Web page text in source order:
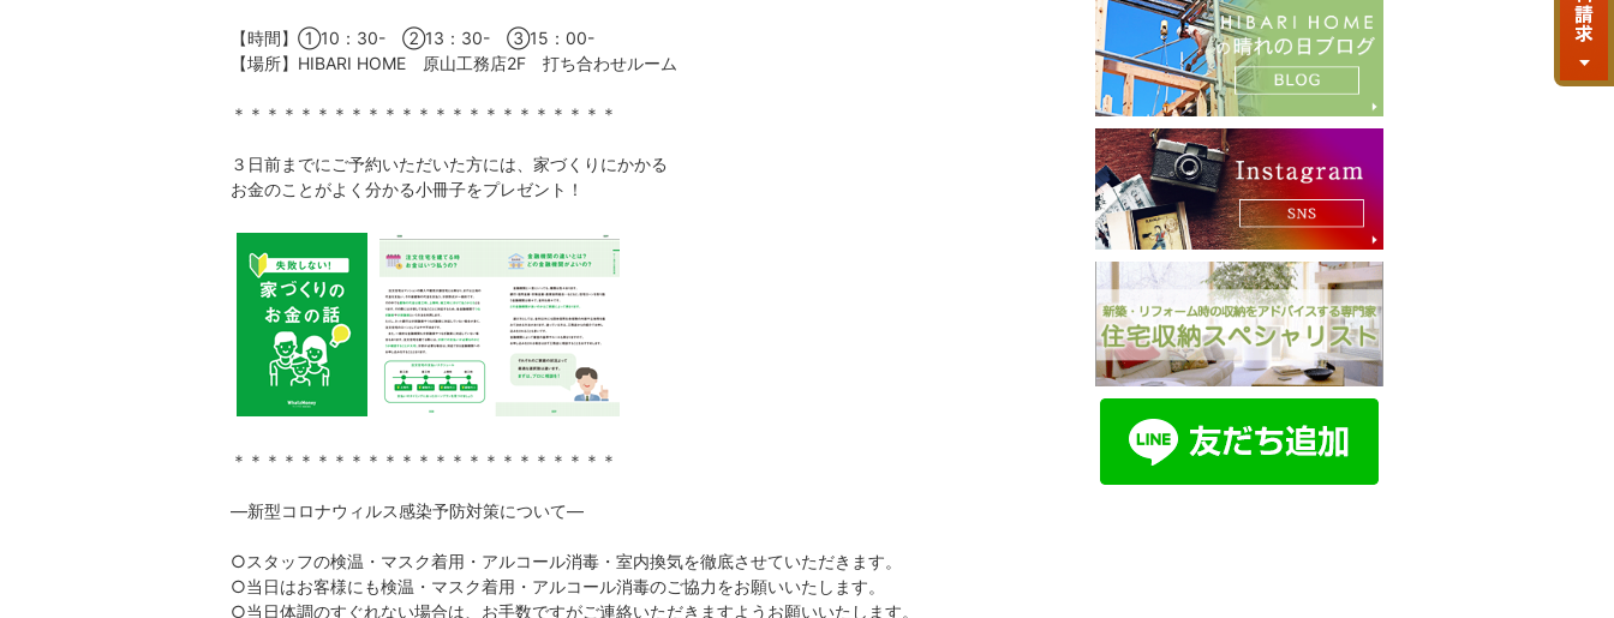
【時間】①10：30- ②13：30- ③15：00-
【場所】HIBARI HOME 原山工務店2F 打ち合わせルーム
＊＊＊＊＊＊＊＊＊＊＊＊＊＊＊＊＊＊＊＊＊＊＊
３日前までにご予約いただいた方には、家づくりにかかる
お金のことがよく分かる小冊子をプレゼント！
＊＊＊＊＊＊＊＊＊＊＊＊＊＊＊＊＊＊＊＊＊＊＊
―新型コロナウィルス感染予防対策について―
○スタッフの検温・マスク着用・アルコール消毒・室内換気を徹底させていただきます。
○当日はお客様にも検温・マスク着用・アルコール消毒のご協力をお願いいたします。
○当日体調のすぐれない場合は、お手数ですがご連絡いただきますようお願いいたします。